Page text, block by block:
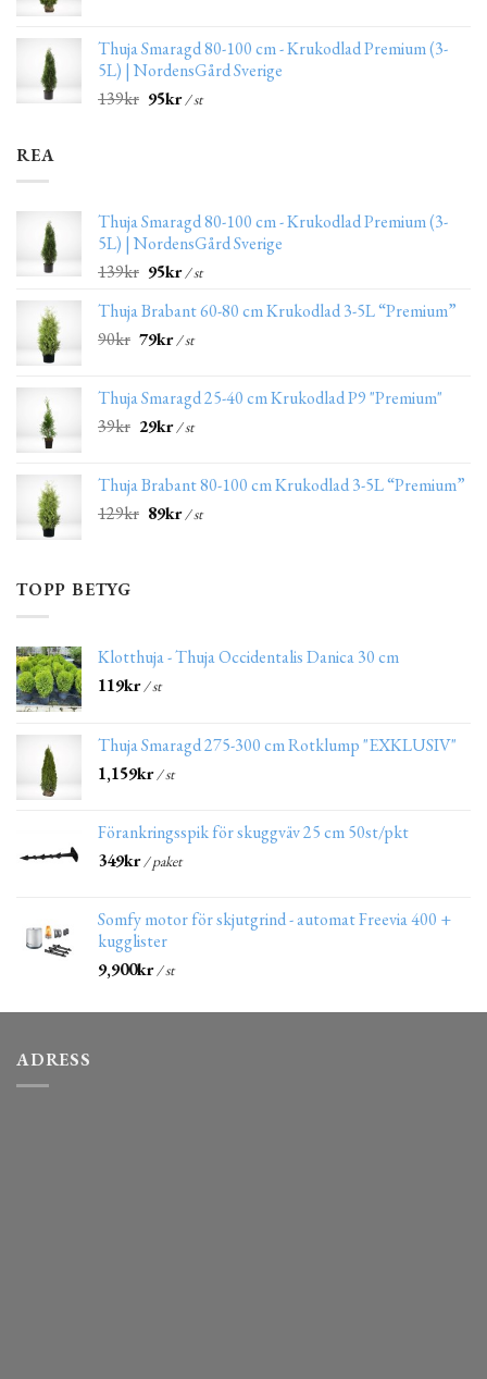
Thuja Smaragd 80-100 cm - Krukodlad Premium (3-
5L) | NordensGård Sverige
139kr 95kr/ st
REA
Thuja Smaragd 80-100 cm - Krukodlad Premium (3-
5L) | NordensGård Sverige
139kr 95kr/ st
Thuja Brabant 60-80 cm Krukodlad 3-5L “Premium”
90kr 79kr/ st
Thuja Smaragd 25-40 cm Krukodlad P9 "Premium"
39kr 29kr/ st
Thuja Brabant 80-100 cm Krukodlad 3-5L “Premium”
129kr 89kr/ st
TOPP BETYG
Klotthuja - Thuja Occidentalis Danica 30 cm
119kr/ st
Thuja Smaragd 275-300 cm Rotklump "EXKLUSIV"
1,159kr/ st
Förankringsspik för skuggväv 25 cm 50st/pkt
349kr/ paket
Somfy motor för skjutgrind - automat Freevia 400 +
kugglister
9,900kr/ st
ADRESS